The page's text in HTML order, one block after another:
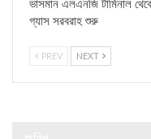
ভাসমান এলএনজি টার্মিনাল
গ্যাস সরবরাহ শুরু
PREV NEXT